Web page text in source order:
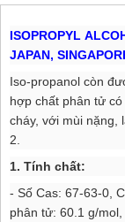
ISOPROPYL
JAPAN,
Iso-propanol còn
hợp chất phân tử
cháy, với mùi nặng,
2.
1. Tính chất:
- Số Cas: 67-63-0,
phân tử: 60.1 g/